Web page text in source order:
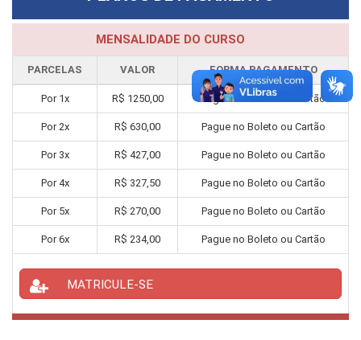
MENSALIDADE DO CURSO
PARCELAS VALOR FORMA PAGAMENTO
Por 1x R$ 1250,00 Pague no Boleto ou Cartão
Por 2x R$ 630,00 Pague no Boleto ou Cartão
Por 3x R$ 427,00 Pague no Boleto ou Cartão
Por4x R$ 327,50 Pague no Boleto ou Cartão
Por 5x R$ 270,00 Pague no Boleto ou Cartão
Por6x R$ 234,00 Pague no Boleto ou Cartão
MATRICULE-SE